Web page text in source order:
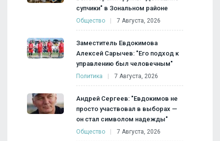
супчики" в Зональном районе
Общество 7 Августа, 2026
Заместитель Евдокимова
Алексей Сарычев: "Его подход к
управлению был человечным"
Политика 7 Августа, 2026
Андрей Сергеев: "Евдокимов не
просто участвовал в выборах —
он стал символом надежды"
Общество 7 Августа, 2026